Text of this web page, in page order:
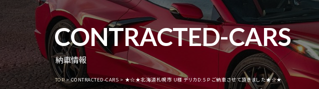
CONTRACTED-CARS
納車情報
TOP CONTRACTED-CARS ★☆★北海道札幌市 U様 デリカD:5 P ご納車させて頂きました★☆★